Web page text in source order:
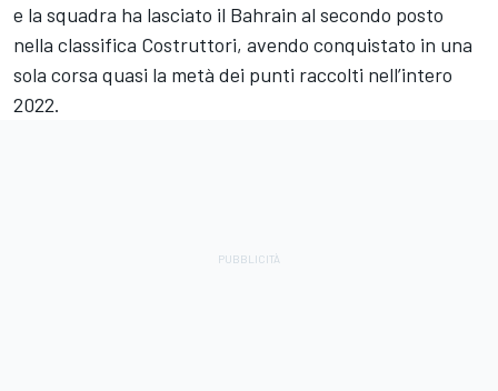
e la squadra ha lasciato il Bahrain al secondo posto
nella classifica Costruttori, avendo conquistato in una
sola corsa quasi la metà dei punti raccolti nell’intero
2022.